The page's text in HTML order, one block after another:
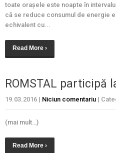
toate orașele este noapte în
că se reduce consumul de energie
echivalent cu...
Read More ›
ROMSTAL participă
19.03.2016 | Niciun comentariu |
(mai mult…)
Read More ›